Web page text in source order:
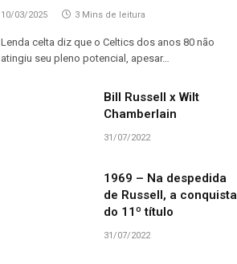
10/03/2025 3 Mins de leitura
Lenda celta diz que o Celtics dos anos 80 não
atingiu seu pleno potencial, apesar…
Bill Russell x Wilt
Chamberlain
31/07/2022
1969 – Na despedida
de Russell, a conquista
do 11º título
31/07/2022